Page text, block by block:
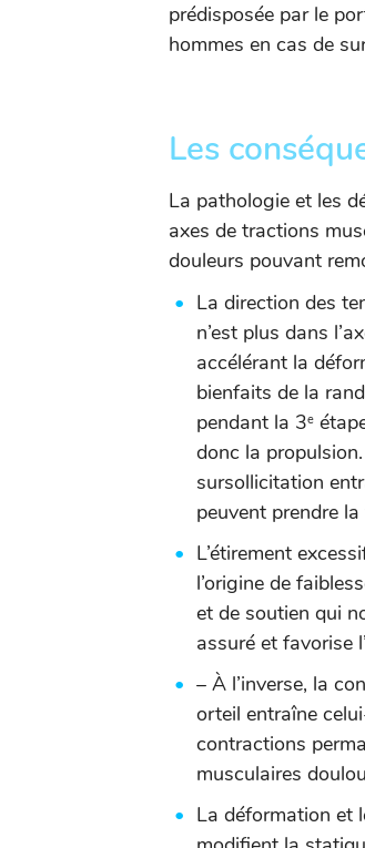
prédisposée par le
hommes en cas de
Les
La pathologie et les
axes de tractions
douleurs pouvant
La direction des
n’est plus dans
accélérant la
bienfaits de la
pendant la 3e
donc la
sursollicitation
peuvent prendre
L’étirement
l’origine de
et de soutien qui
assuré et favorise
– À l’inverse, la
orteil entraîne
contractions
musculaires
La déformation et